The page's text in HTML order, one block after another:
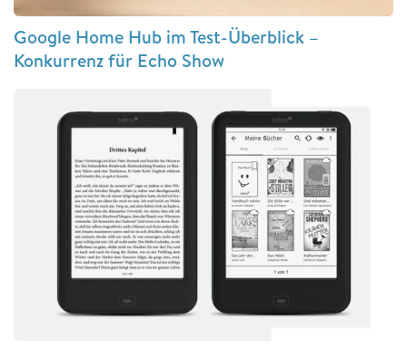
Google Home Hub im Test-Überblick –
Konkurrenz für Echo Show